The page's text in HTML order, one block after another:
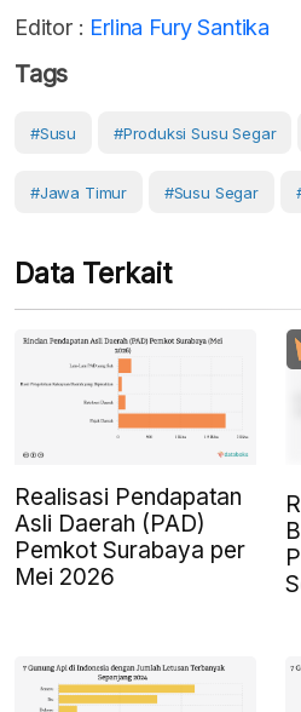
Editor : Erlina Fury Santika
Tags
#susu #Produksi Susu Segar
#Jawa Timur #susu Segar
Data Terkait
Realisasi Pendapatan
Asli Daerah (PAD)
Pemkot Surabaya per
Mei 2026